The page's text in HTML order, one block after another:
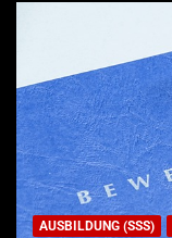
AUSBILDUNG (SSS)